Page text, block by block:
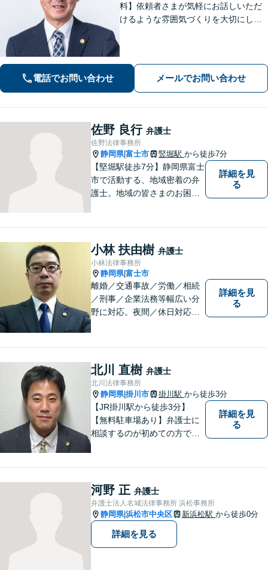
料】依頼者さまが気軽にお話しいただ
けるような雰囲気づくりを大切にして
い。【電話・メール・WEB相談可】
電話でお問い合わせ メールでお問い合わせ
佐野 良行 弁護士
佐野法律事務所
静岡県|富士市 竪堀駅 から徒歩7分
【堅堀駅徒歩7分】静岡県富士
市で活動する、地域密着の弁
護士。地域の皆さまのお困り
問題に対応可能です。お気軽
にご相談ください。
詳細を見
る
小林 扶由樹 弁護士
小林法律事務所
静岡県|富士市
離婚／交通事故／労働／相続
／刑事／企業法務等幅広い分
野に対応。夜間／休日対応
っていません
詳細を見
る
北川 直樹 弁護士
北川法律事務所
静岡県|掛川市 掛川駅 から徒歩3分
【JR掛川駅から徒歩3分】
【無料駐車場あり】弁護士に
相談するのが初めての方でも
には、可能な限り早く解決に
至るよう迅速に対応いたしま
す。まずはお気軽にご相談く
ださい。
詳細を見
る
河野 正 弁護士
弁護士法人名城法律事務所 浜松事務所
静岡県|浜松市中央区 新浜松駅 から徒歩0分
詳細を見る